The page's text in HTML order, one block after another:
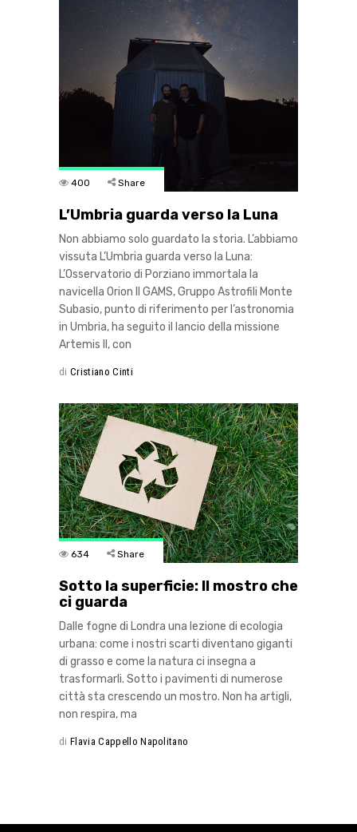
400 Share
L’Umbria guarda verso la Luna
Non abbiamo solo guardato la storia. L’abbiamo
vissuta L’Umbria guarda verso la Luna:
L’Osservatorio di Porziano immortala la
navicella Orion Il GAMS, Gruppo Astrofili Monte
Subasio, punto di riferimento per l’astronomia
in Umbria, ha seguito il lancio della missione
Artemis II, con
di Cristiano Cinti
634 Share
Sotto la superficie: Il mostro che
ci guarda
Dalle fogne di Londra una lezione di ecologia
urbana: come i nostri scarti diventano giganti
di grasso e come la natura ci insegna a
trasformarli. Sotto i pavimenti di numerose
città sta crescendo un mostro. Non ha artigli,
non respira, ma
di Flavia Cappello Napolitano